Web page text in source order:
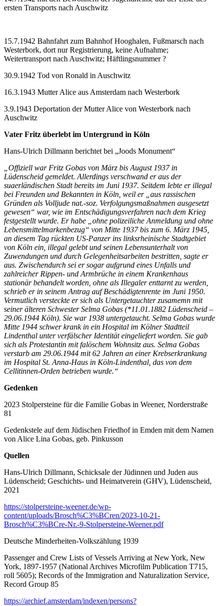
ersten Transports nach Auschwitz
15.7.1942 Bahnfahrt zum Bahnhof Hooghalen, Fußmarsch nach
Westerbork, dort nur Registrierung, keine Aufnahme;
Weitertransport nach Auschwitz; Häftlingsnummer ?
30.9.1942 Tod von Ronald in Auschwitz
16.3.1943 Mutter Alice aus Amsterdam nach Westerbork
3.9.1943 Deportation der Mutter Alice von Westerbork nach
Auschwitz
Vater Fritz überlebt im Untergrund in Köln
Hans-Ulrich Dillmann berichtet bei „Joods Monument“
„Offiziell war Fritz Gobas von März bis August 1937 in
Lüdenscheid gemeldet. Allerdings verschwand er aus der
suaerländischen Stadt bereits im Juni 1937. Seitdem lebte er illegal
bei Freunden und Bekannten in Köln, weil er „aus rassischen
Gründen als Volljude nat.-soz. Ver­folgungsmaßnahmen ausgesetzt
gewesen“ war, wie im Entschädi­gungsverfahren nach dem Krieg
festgestellt wurde. Er habe „ohne polizeiliche Anmeldung und ohne
Lebensmittelmarkenbezug“ von Mitte 1937 bis zum 6. März 1945,
an diesem Tag rückten US-Panzer ins linksrheinische Stadtgebiet
von Köln ein, illegal gelebt und sei­nen Lebensunterhalt von
Zuwendungen und durch Gelegenheitsar­beiten bestritten, sagte er
aus. Zwischendurch sei er sogar aufgrund eines Un­falls und
zahlreicher Rippen- und Armbrüche in einem Krankenhaus
stationär behandelt worden, ohne als Illegaler enttarnt zu werden,
schrieb er in seinem Antrag auf Beschädigtenrente im Juni 1950.
Vermutlich versteckte er sich als Untergetauchter zusamemn mit
seiner älteren Schwester Selma Gobas (*11.01.1882 Lüdenscheid –
29.06.1944 Köln). Sie war 1938 untergetaucht. Selma Gobas wurde
Mitte 1944 schwer krank in ein Hospital im Köl­ner Stadtteil
Lindenthal unter verfälscher Identität eingeliefert worden. Sie gab
sich als Protestantin mit falöschem Wohnsitz aus. Selma Gobas
verstarb am 29.06.1944 mit 62 Jahren an einer Krebserkrankung
im Hos­pital St. Anna-Haus in Köln-Lindenthal, das von dem
Cellitinnen-Or­den betrieben wurde.“
Gedenken
2023 Stolpersteine für die Familie Gobas in Weener, Norderstraße
81
Gedenkstele auf dem Jüdischen Friedhof in Emden mit dem Namen
von Alice Lina Gobas, geb. Pinkusson
Quellen
Hans-Ulrich Dillmann, Schicksale der Jüdinnen und Juden aus
Lüdenscheid; Geschichts- und Heimatverein (GHV), Lüdenscheid,
2021
https://stolpersteine-weener.de/wp-
content/uploads/Brosch%C3%BCren/2023-10-21-
Brosch%C3%BCre-Nr.-9-Stolpersteine-Weener.pdf
Deutsche Minderheiten-Volkszählung 1939
Passenger and Crew Lists of Vessels Arriving at New York, New
York, 1897-1957 (National Archives Microfilm Publication T715,
roll 5605); Records of the Immigration and Naturalization Service,
Record Group 85
https://archief.amsterdam/indexen/persons?